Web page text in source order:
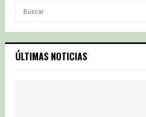
c
h
ÚLTIMAS NOTICIAS